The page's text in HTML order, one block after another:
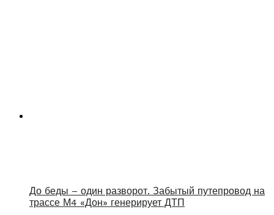
До беды – один разворот. Забытый путепровод на
трассе М4 «Дон» генерирует ДТП